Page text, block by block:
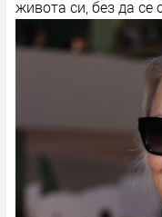
живота си, без да